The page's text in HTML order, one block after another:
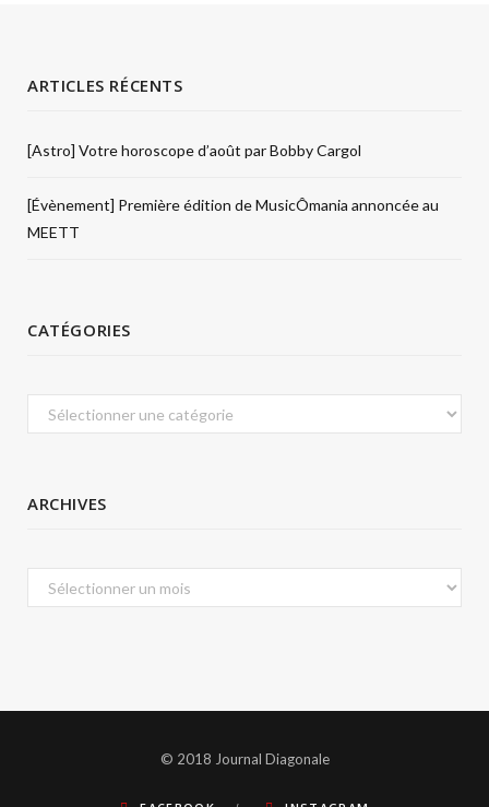
ARTICLES RÉCENTS
[Astro] Votre horoscope d’août par Bobby Cargol
[Évènement] Première édition de MusicÔmania annoncée au
MEETT
CATÉGORIES
Catégories
ARCHIVES
Archives
© 2018 Journal Diagonale